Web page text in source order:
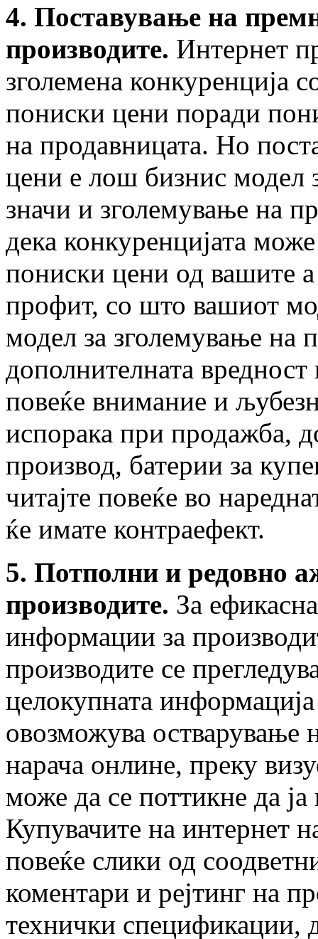
4. Поставување на
производите. Интернет
зголемена конкуренција
пониски цени поради
на продавницата. Но
цени е лош бизнис модел
значи и зголемување на
дека конкуренцијата
пониски цени од вашите а
профит, со што вашиот
модел за зголемување на
дополнителната
повеќе внимание и
испорака при продажба,
производ, батерии за
читајте повеќе во
ќе имате контраефект.
5. Потполни и редовно
производите. За
информации за
производите се
целокупната информација
овозможува остварување
нарача онлине, преку
може да се поттикне да
Купувачите на интернет
повеќе слики од
коментари и рејтинг на
технички спецификации,